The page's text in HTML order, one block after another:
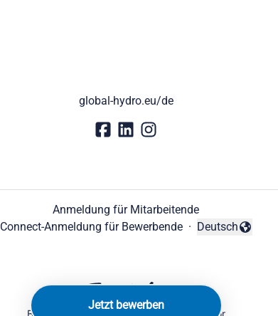
Jetzt bewerben
global-hydro.eu/de
Anmeldung für Mitarbeitende
Connect-Anmeldung für Bewerbende ·
Sprache ändern
Deutsch
Bewerber-Tracking-System von Teamtailor